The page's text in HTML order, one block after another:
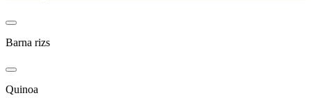
Barna rizs
Quinoa